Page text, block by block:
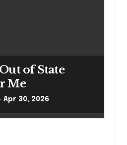
of State
Me
Apr 30, 2026